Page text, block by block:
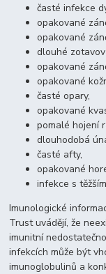
časté infekce
opakované
opakované
dlouhé
opakované
opakované
časté opary,
opakované
pomalé hojení
dlouhodobá
časté afty,
opakované
infekce s
Imunologické
Trust uvádějí, že
imunitní
infekcích může být
imunoglobulinů a